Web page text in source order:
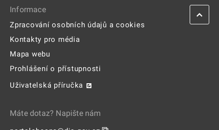
Informace
Zpracování osobních údajů a cookies
Kontakty pro média
Mapa webu
Prohlášení o přístupnosti
Uživatelská příručka
Máte dotaz? Napište nám